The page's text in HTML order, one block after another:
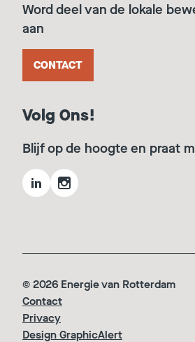
Word deel van de lokale
aan
CONTACT
Volg Ons!
Blijf op de hoogte en praat
© 2026 Energie van Rotterdam
Contact
Privacy
Design GraphicAlert